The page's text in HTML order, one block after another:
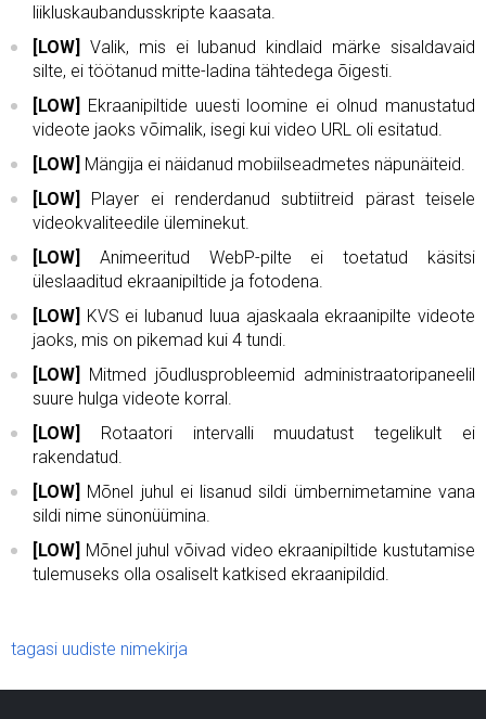
liikluskaubandusskripte kaasata.
[LOW]
Valik, mis ei lubanud kindlaid märke sisaldavaid
silte, ei töötanud mitte-ladina tähtedega õigesti.
[LOW] Ekraanipiltide uuesti loomine ei olnud manustatud
videote jaoks võimalik, isegi kui video URL oli esitatud.
[LOW] Mängija ei näidanud mobiilseadmetes näpunäiteid.
[LOW]
Player ei renderdanud subtiitreid pärast teisele
videokvaliteedile üleminekut.
[LOW]
Animeeritud WebP-pilte ei toetatud käsitsi
üleslaaditud ekraanipiltide ja fotodena.
[LOW] KVS ei lubanud luua ajaskaala ekraanipilte videote
jaoks, mis on pikemad kui 4 tundi.
[LOW]
Mitmed jõudlusprobleemid administraatoripaneelil
suure hulga videote korral.
[LOW]
Rotaatori intervalli muudatust tegelikult ei
rakendatud.
[LOW] Mõnel juhul ei lisanud sildi ümbernimetamine vana
sildi nime sünonüümina.
[LOW] Mõnel juhul võivad video ekraanipiltide kustutamise
tulemuseks olla osaliselt katkised ekraanipildid.
tagasi uudiste nimekirja